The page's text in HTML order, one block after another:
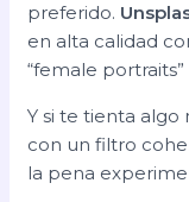
preferido.
en alta calidad
“female
Y si te tienta algo
con un filtro
la pena